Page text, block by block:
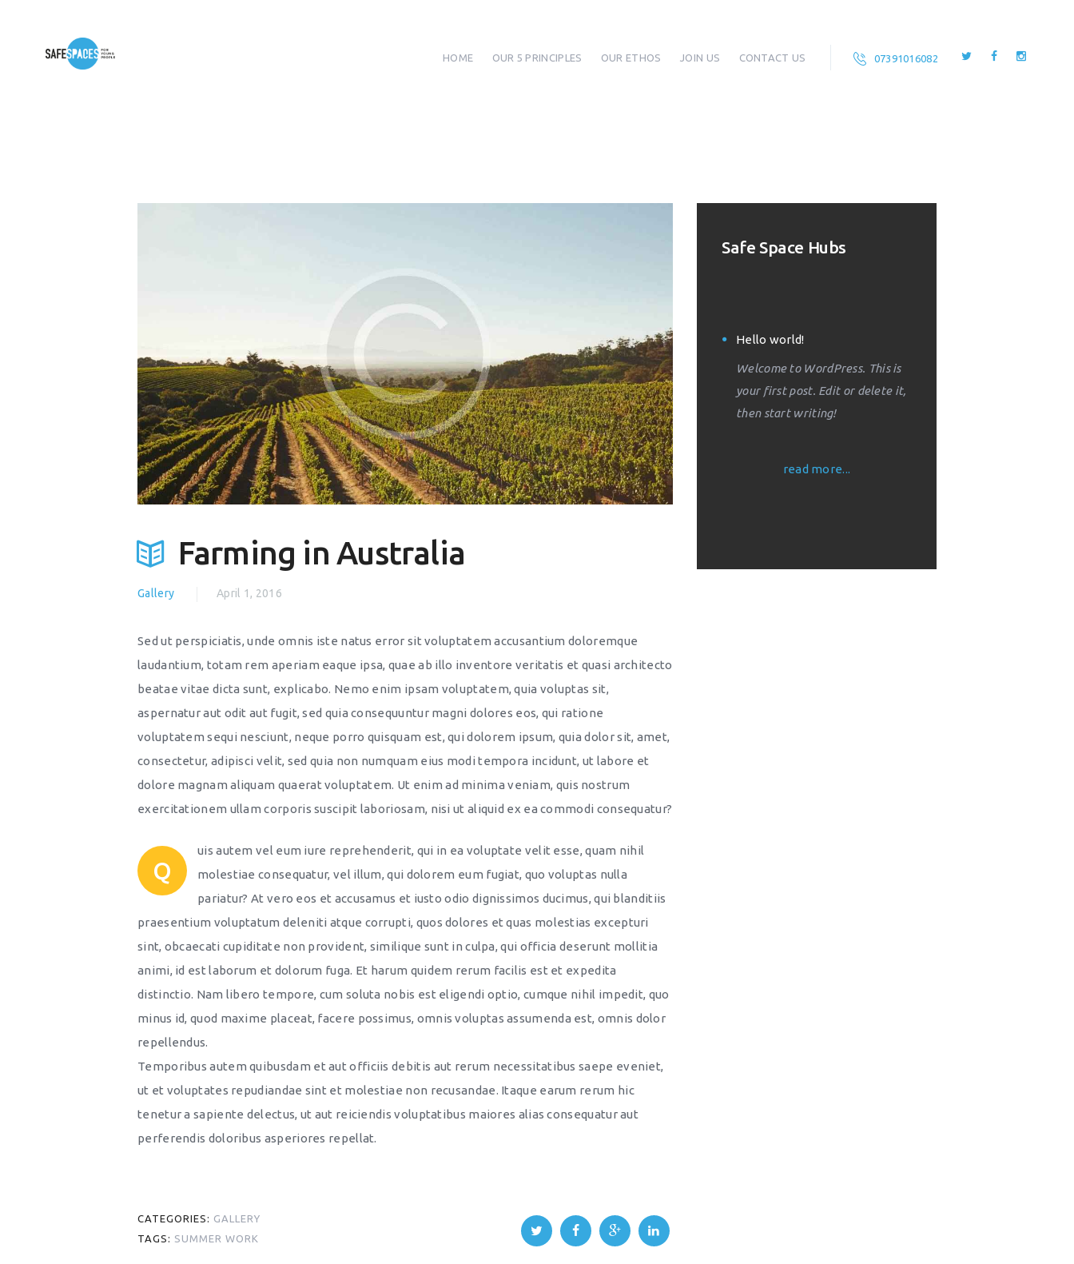
07391016082
HOME OUR 5 PRINCIPLES OUR ETHOS JOIN US CONTACT US
Farming in Australia
Gallery April 1, 2016
Sed ut perspiciatis, unde omnis iste natus error sit voluptatem accusantium doloremque
laudantium, totam rem aperiam eaque ipsa, quae ab illo inventore veritatis et quasi architecto
beatae vitae dicta sunt, explicabo. Nemo enim ipsam voluptatem, quia voluptas sit,
aspernatur aut odit aut fugit, sed quia consequuntur magni dolores eos, qui ratione
voluptatem sequi nesciunt, neque porro quisquam est, qui dolorem ipsum, quia dolor sit, amet,
consectetur, adipisci velit, sed quia non numquam eius modi tempora incidunt, ut labore et
dolore magnam aliquam quaerat voluptatem. Ut enim ad minima veniam, quis nostrum
exercitationem ullam corporis suscipit laboriosam, nisi ut aliquid ex ea commodi consequatur?
Q
uis autem vel eum iure reprehenderit, qui in ea voluptate velit esse, quam nihil
molestiae consequatur, vel illum, qui dolorem eum fugiat, quo voluptas nulla
pariatur? At vero eos et accusamus et iusto odio dignissimos ducimus, qui blanditiis
praesentium voluptatum deleniti atque corrupti, quos dolores et quas molestias excepturi
sint, obcaecati cupiditate non provident, similique sunt in culpa, qui officia deserunt mollitia
animi, id est laborum et dolorum fuga. Et harum quidem rerum facilis est et expedita
distinctio. Nam libero tempore, cum soluta nobis est eligendi optio, cumque nihil impedit, quo
minus id, quod maxime placeat, facere possimus, omnis voluptas assumenda est, omnis dolor
repellendus.
Temporibus autem quibusdam et aut officiis debitis aut rerum necessitatibus saepe eveniet,
ut et voluptates repudiandae sint et molestiae non recusandae. Itaque earum rerum hic
tenetur a sapiente delectus, ut aut reiciendis voluptatibus maiores alias consequatur aut
perferendis doloribus asperiores repellat.
CATEGORIES: GALLERY
TAGS: SUMMER WORK
Safe Space Hubs
Welcome to WordPress. This is
your first post. Edit or delete it,
then start writing!
read more...